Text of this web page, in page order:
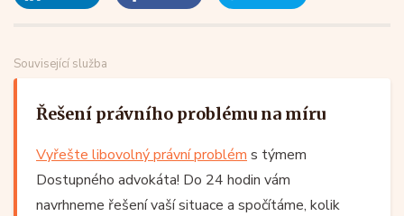
Související služba
Řešení právního problému na míru
Vyřešte libovolný právní problém s týmem
Dostupného advokáta! Do 24 hodin vám
navrhneme řešení vaší situace a spočítáme, kolik